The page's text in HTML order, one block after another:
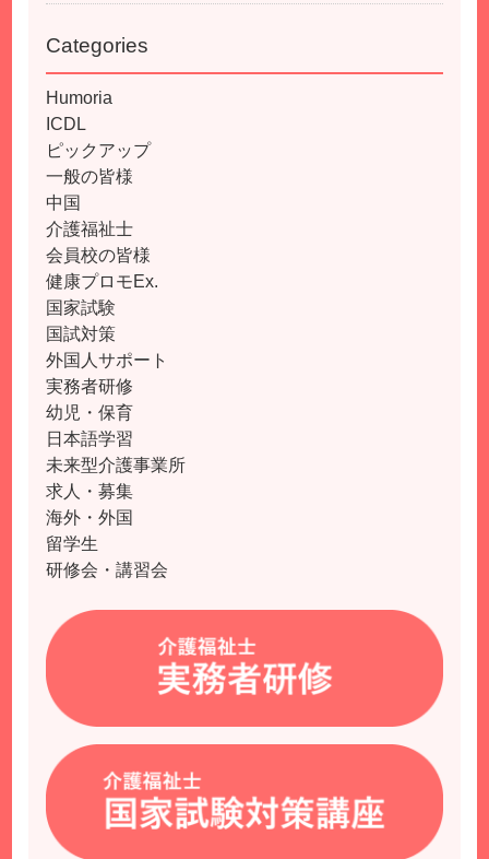
Categories
Humoria
ICDL
ピックアップ
一般の皆様
中国
介護福祉士
会員校の皆様
健康プロモEx.
国家試験
国試対策
外国人サポート
実務者研修
幼児・保育
日本語学習
未来型介護事業所
求人・募集
海外・外国
留学生
研修会・講習会